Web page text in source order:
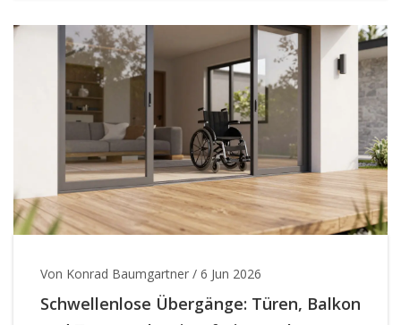
Von Konrad Baumgartner / 6 Jun 2026
Schwellenlose Übergänge: Türen, Balkon